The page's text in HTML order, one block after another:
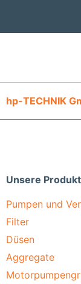
hp-TECHNIK
Unsere
Pumpen und
Filter
Düsen
Aggregate